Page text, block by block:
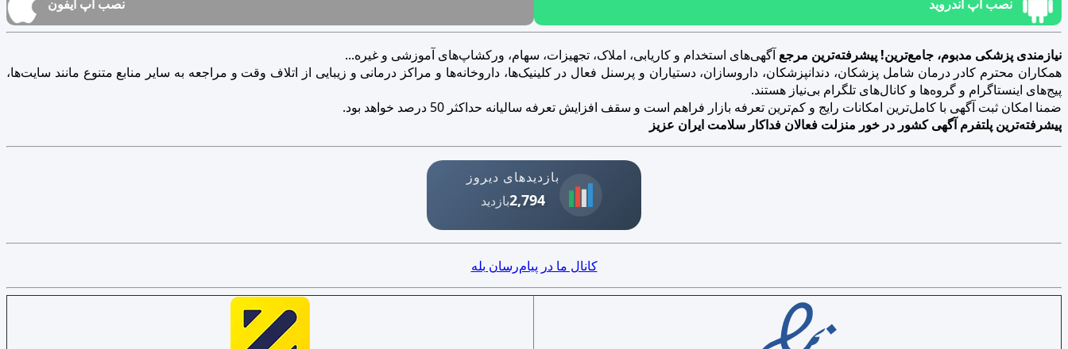
نصب اپ اندروید نصب اپ آیفون
نیازمندی پزشکی مدبوم، جامع‌ترین! پیشرفته‌ترین مرجع آگهی‌های استخدام و کاریابی، املاک، تجهیزات، سهام، ورکشاپ‌های آموزشی و غیره...
همکاران محترم کادر درمان شامل پزشکان، دندانپزشکان، داروسازان، دستیاران و پرسنل فعال در کلینیک‌ها، داروخانه‌ها و مراکز درمانی و زیبایی از اتلاف وقت و مراجعه به سایر منابع متنوع مانند سایت‌ها،
پیج‌های اینستاگرام و گروه‌ها و کانال‌های تلگرام بی‌نیاز هستند.
ضمنا امکان ثبت آگهی با کامل‌ترین امکانات رایج و کم‌ترین تعرفه بازار فراهم است و سقف افزایش تعرفه سالیانه حداکثر 50 درصد خواهد بود.
پیشرفته‌ترین پلتفرم آگهی کشور در خور منزلت فعالان فداکار سلامت ایران عزیز
بازدیدهای دیروز
2,794بازدید
کانال ما در پیام‌رسان بله